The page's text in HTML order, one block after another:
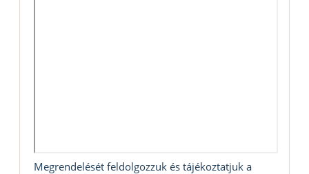
Megrendelését feldolgozzuk és tájékoztatjuk a